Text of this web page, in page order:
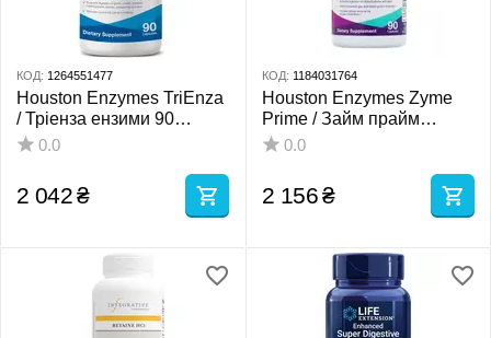
КОД: 1264551477
Houston Enzymes TriEnza
/ Тріенза ензими 90
капсул
0.0
2 042₴
КОД: 1184031764
Houston Enzymes Zyme
Prime / Займ прайм
ензими 90 капсул
0.0
2 156₴